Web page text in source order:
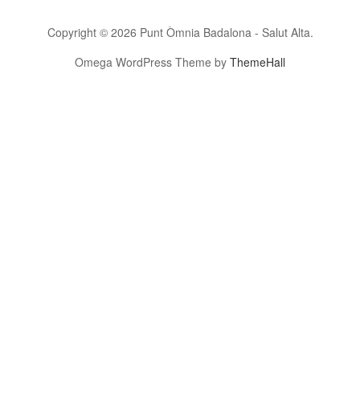
Copyright © 2026 Punt Òmnia Badalona - Salut Alta.
Omega WordPress Theme by ThemeHall